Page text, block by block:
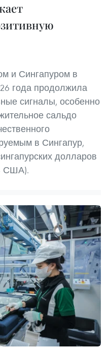
и Сингапуром в
года продолжила
сигналы, особенно
сальдо
в Сингапур,
долларов
США).